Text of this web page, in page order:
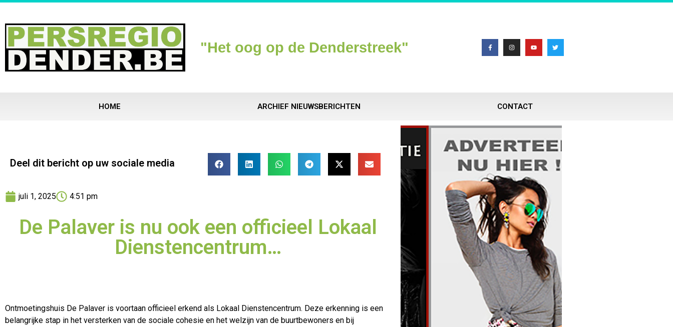
"Het oog op de Denderstreek"
HOME ARCHIEF NIEUWSBERICHTEN CONTACT
Deel dit bericht op uw sociale media
juli 1, 2025 4:51 pm
De Palaver is nu ook een officieel Lokaal
Dienstencentrum…
Ontmoetingshuis De Palaver is voortaan officieel erkend als Lokaal Dienstencentrum. Deze erkenning is een
belangrijke stap in het versterken van de sociale cohesie en het welzijn van de buurtbewoners en bij